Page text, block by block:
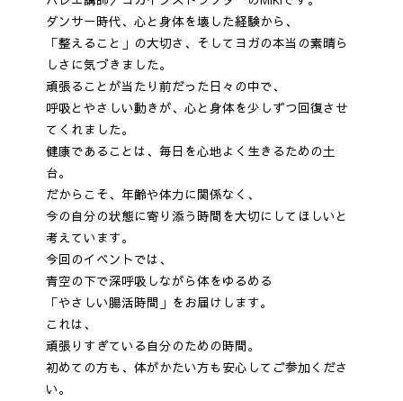
ダンサー時代、心と身体を壊した経験から、
「整えること」の大切さ、そしてヨガの本当の素晴ら
しさに気づきました。
頑張ることが当たり前だった日々の中で、
呼吸とやさしい動きが、心と身体を少しずつ回復させ
てくれました。
健康であることは、毎日を心地よく生きるための土
台。
だからこそ、年齢や体力に関係なく、
今の自分の状態に寄り添う時間を大切にしてほしいと
考えています。
今回のイベントでは、
青空の下で深呼吸しながら体をゆるめる
「やさしい腸活時間」をお届けします。
これは、
頑張りすぎている自分のための時間。
初めての方も、体がかたい方も安心してご参加くださ
い。